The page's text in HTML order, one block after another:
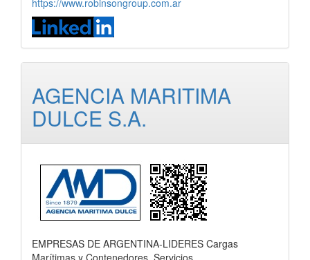
https://www.robinsongroup.com.ar
AGENCIA MARITIMA
DULCE S.A.
EMPRESAS DE ARGENTINA-LIDERES Cargas
Marítimas y Contenedores, Servicios